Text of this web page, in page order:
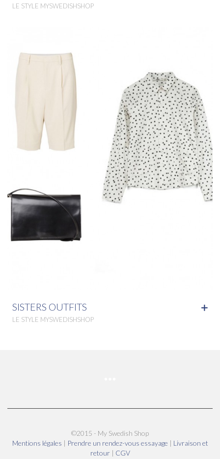
LE STYLE MYSWEDISHSHOP
SISTERS OUTFITS
LE STYLE MYSWEDISHSHOP
©2015 - My Swedish Shop
Mentions légales | Prendre un rendez-vous essayage | Livraison et
retour | CGV